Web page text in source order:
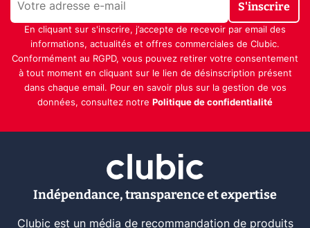
S'inscrire
En cliquant sur s'inscrire, j’accepte de recevoir par email des
informations, actualités et offres commerciales de Clubic.
Conformément au RGPD, vous pouvez retirer votre consentement
à tout moment en cliquant sur le lien de désinscription présent
dans chaque email. Pour en savoir plus sur la gestion de vos
données, consultez notre Politique de confidentialité
Indépendance, transparence et expertise
Clubic est un média de recommandation de produits